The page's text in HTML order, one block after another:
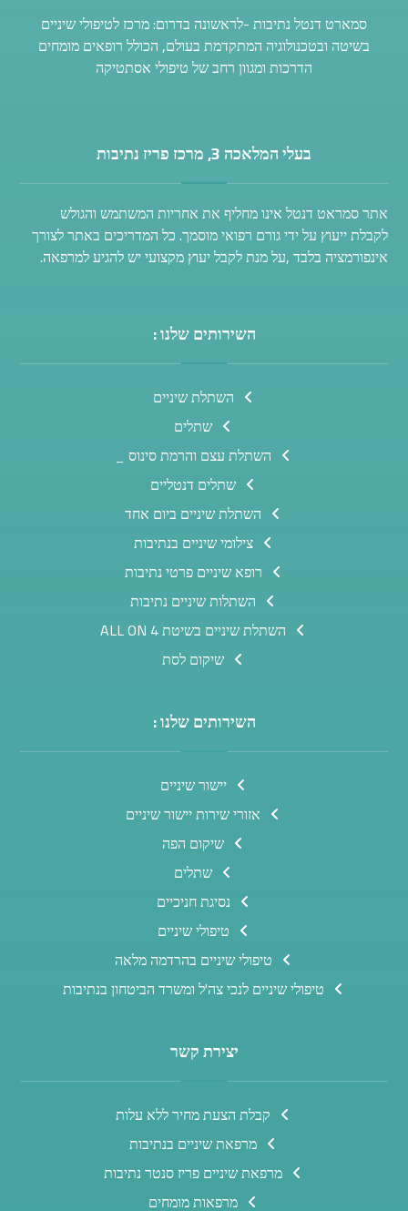
סמארט דנטל נתיבות -לראשונה בדרום: מרכז לטיפולי שיניים
בשיטה ובטכנולוגיה המתקדמת בעולם, הכולל רופאים מומחים
הדרכות ומגוון רחב של טיפולי אסתטיקה
בעלי המלאכה 3, מרכז פריז נתיבות
אתר סמראט דנטל אינו מחליף את אחריות המשתמש והגולש
לקבלת ייעוץ על ידי גורם רפואי מוסמך. כל המדריכים באתר לצורך
אינפורמציה בלבד ,על מנת לקבל יעוץ מקצועי יש להגיע למרפאה.
השירותים שלנו :
השתלת שיניים
שתלים
השתלת עצם והרמת סינוס _
שתלים דנטליים
השתלת שיניים ביום אחד
צילומי שיניים בנתיבות
רופא שיניים פרטי נתיבות
השתלות שיניים נתיבות
השתלת שיניים בשיטת ALL ON 4
שיקום לסת
השירותים שלנו :
יישור שיניים
אזורי שירות יישור שיניים
שיקום הפה
שתלים
נסיגת חניכיים
טיפולי שיניים
טיפולי שיניים בהרדמה מלאה
טיפולי שיניים לנכי צה'ל ומשרד הביטחון בנתיבות
יצירת קשר
קבלת הצעת מחיר ללא עלות
מרפאת שיניים בנתיבות
מרפאת שיניים פריז סנטר נתיבות
מרפאות מומחים